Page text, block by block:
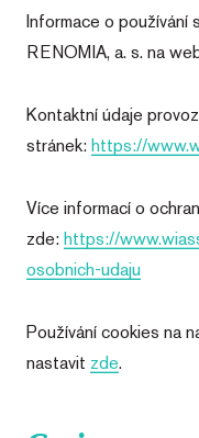
Informace o
RENOMIA, a. s. na
Kontaktní údaje
stránek:https://
Více informací o
zde:https://
osobnich-udaju
Používání cookies na
nastavit zde.